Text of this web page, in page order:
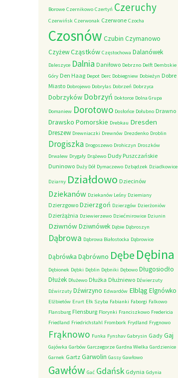
Borowe Czernikowo Czertyń Czeruchy
Czerwińsk Czerwonak Czerwone Czocha
Czosnów Czubin Czymanowo
CzyżewCząstków Częstochowa Dalanówek
Daleszyce Dalnia Daniłowo Debrzno Delft Dembskie
Góry Den Haag Depot Derc Dobiegniew Dobieżyn Dobre
Miasto Dobrojewo Dobrylas Dobrzeń Dobrzyca
Dobrzyków Dobrzyń Doktorce Dolna Grupa
Domaniew Dorotowo Dosłońce Dołubno Drawno
Drawsko Pomorskie Drebkau Dresden
Dreszew Drewniaczki Drewnów Drezdenko Droblin
Drogiszka Drogoszewo Drohiczyn Droszków
Drwalew Drygały Drążewo Dudy Puszczańskie
Duninowo Duży Dół Dymaczewo Dzbądzek Dziadkowice
Dziarny Działdowo Dziecinów
Dziekanów Dziekanów Leśny Dziemiany
Dzierzgowo Dzierzgoń Dzierzgów Dzierżoniów
Dzierżążnia Dziewierzewo Dziećmirowice Dziunin
DziwnówDziwnówek Dąbie Dąbroszyn
Dąbrowa Dąbrowa Białostocka Dąbrowice
Dąbrówka Dąbrówno Dębe Dębina
Dębionek Dębki Dęblin Dębniki Dębowo Długosiodło
Dłużek Dłużewo Dłużka Dłużniewo Dźwierzuty
Dźwirzuty Dźwirzyno Edwardów Elbląg Elgnówko
Elżbietów Erurt Ełk Szyba Fabianki Faborgi Falkowo
Flansburg Flensburg Florynki Franciszkowo Fredericia
Friedland Friedrichstahl Frombork Frydland Frygnowo
Frąknowo Funka Fynshav Gabrysin Gady Gaj
Gajówka Garbów Garczegorze Gardna Wielka Gardzienice
Garnek Gartz Garwolin Gassy Gawłowo
Gawłów Gać Gdańsk Gdynia Gdynia